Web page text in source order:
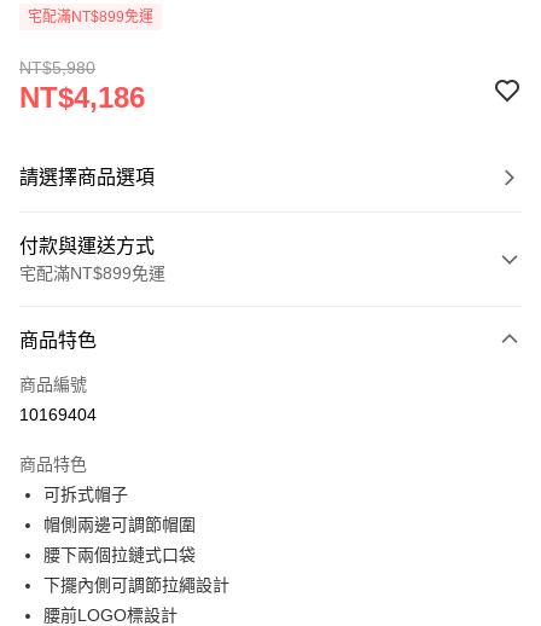
宅配滿NT$899免運
NT$5,980
NT$4,186
請選擇商品選項
付款與運送方式
宅配滿NT$899免運
信用卡一次付款
LINE Pay
悠遊付
Google Pay
運送方式
商品特色
商品編號
10169404
商品特色
可拆式帽子
帽側兩邊可調節帽圍
腰下兩個拉鏈式口袋
下擺內側可調節拉繩設計
腰前LOGO標設計